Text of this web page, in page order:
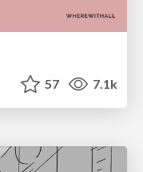
57 7.1k